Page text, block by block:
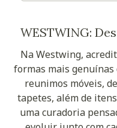
WESTWING:
Na Westwing,
formas mais genuínas
reunimos móveis,
tapetes, além de
uma curadoria